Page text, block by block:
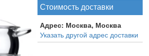
Стоимость доставки
Адрес: Москва, Москва
Указать другой адрес доставки